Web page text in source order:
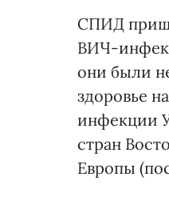
СПИД
ВИЧ-
они были
здоровье
инфекции
стран
Европы